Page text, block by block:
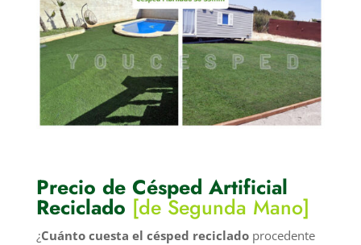
Precio de Césped Artificial
Reciclado [de Segunda Mano]
¿Cuánto cuesta el césped recicladoprocedente